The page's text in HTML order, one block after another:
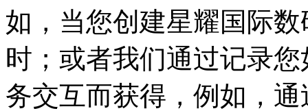
如，当您创建星耀国
时；或者我们通过记录您
务交互而获得，例如